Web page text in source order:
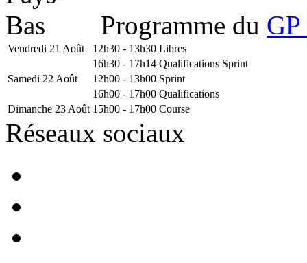
Programme du
Vendredi 21 Août 12h30 - 13h30 Libres
16h30 - 17h14 Qualifications Sprint
Samedi 22 Août
12h00 - 13h00 Sprint
16h00 - 17h00 Qualifications
Dimanche 23 Août 15h00 - 17h00 Course
Réseaux sociaux